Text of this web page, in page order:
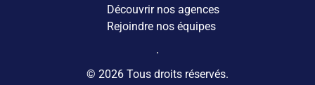
Découvrir nos agences
Rejoindre nos équipes
© 2026 Tous droits réservés.